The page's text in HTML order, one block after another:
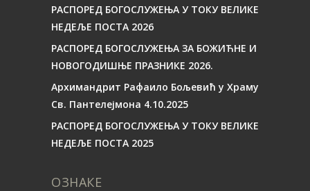
РАСПОРЕД БОГОСЛУЖЕЊА У ТОКУ ВЕЛИКЕ
НЕДЕЉЕ ПОСТА 2026
РАСПОРЕД БОГОСЛУЖЕЊА ЗА БОЖИЋНЕ И
НОВОГОДИШЊЕ ПРАЗНИКЕ 2026.
Архимандрит Рафаило Бољевић у Храму
Св. Пантелејмона 4.10.2025
РАСПОРЕД БОГОСЛУЖЕЊА У ТОКУ ВЕЛИКЕ
НЕДЕЉЕ ПОСТА 2025
ОЗНАКЕ